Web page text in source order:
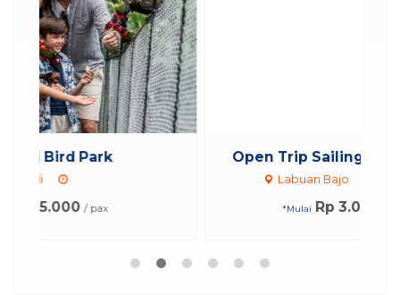
Open Trip Sailing Komodo 3 Hari ...
3 Hari 2 Malam